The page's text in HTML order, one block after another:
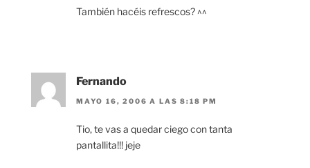
También hacéis refrescos? ^^
Fernando
MAYO 16, 2006 A LAS 8:18 PM
Tio, te vas a quedar ciego con tanta
pantallita!!! jeje